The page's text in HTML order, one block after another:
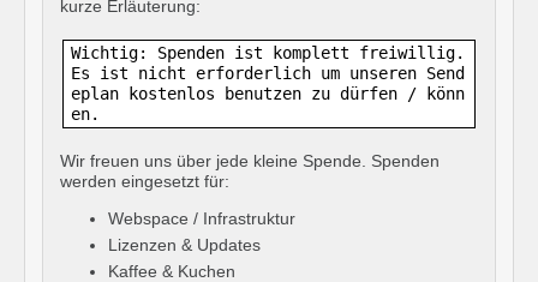
kurze Erläuterung:
Wichtig: Spenden ist komplett freiwillig.
Es ist nicht erforderlich um unseren Send
eplan kostenlos benutzen zu dürfen / könn
en.
Wir freuen uns über jede kleine Spende. Spenden
werden eingesetzt für:
Webspace / Infrastruktur
Lizenzen & Updates
Kaffee & Kuchen